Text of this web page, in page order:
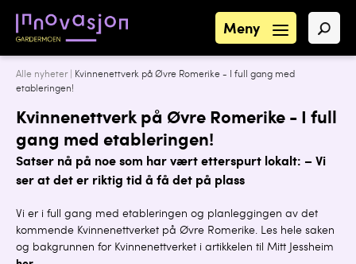
Meny
Alle nyheter|
Kvinnenettverk på Øvre Romerike - I full gang med
etableringen!
Kvinnenettverk på Øvre Romerike - I full
gang med etableringen!
Satser nå på noe som har vært etterspurt lokalt: – Vi
ser at det er riktig tid å få det på plass
Vi er i full gang med etableringen og planleggingen av det
kommende Kvinnenettverket på Øvre Romerike. Les hele saken
og bakgrunnen for Kvinnenettverket i artikkelen til Mitt Jessheim